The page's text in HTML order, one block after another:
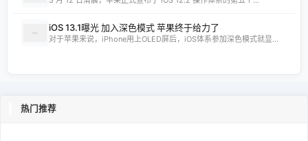
iOS 13.1曝光 加入深色模式 苹果终于给力了
对于苹果来说，iPhone用上OLED屏后，iOS体系参加深色模式就显...
热门推荐